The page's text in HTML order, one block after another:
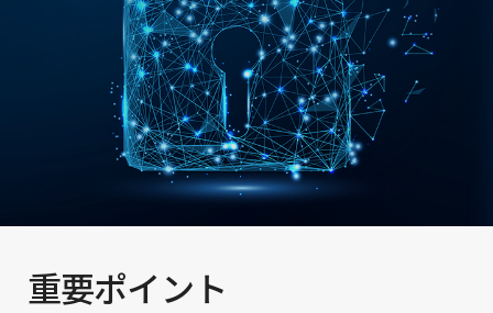
重要ポイント